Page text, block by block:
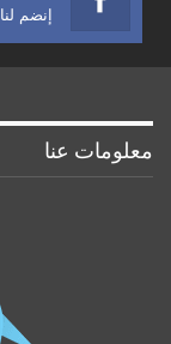
إنضم لنا
معلومات عنا